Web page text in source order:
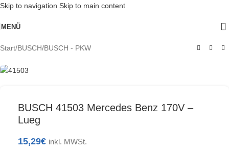
Skip to navigation Skip to main content
MENÜ
Start/BUSCH/BUSCH - PKW
BUSCH 41503 Mercedes Benz 170V –
Lueg
15,29€ inkl. MWSt.